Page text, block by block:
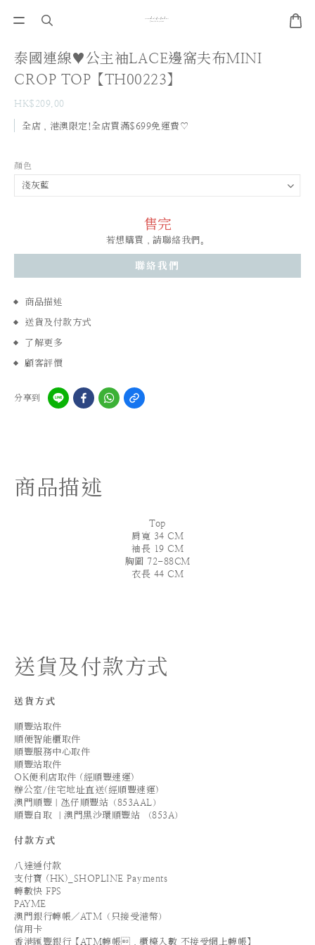
泰國連線♥公主袖LACE邊窩夫布MINI
CROP TOP【TH00223】
HK$209.00
全店，港澳限定!全店買滿$699免運費♡
顏色
售完
若想購買，請聯絡我們。
聯絡我們
商品描述
送貨及付款方式
了解更多
顧客評價
分享到
商品描述
Top
肩寬 34 CM
袖長 19 CM
胸圍 72-88CM
衣長 44 CM
送貨及付款方式
送貨方式
順豐站取件
順便智能櫃取件
順豐服務中心取件
順豐站取件
OK便利店取件 (經順豐速運)
辦公室/住宅地址直送(經順豐速運)
澳門順豐｜氹仔順豐站（853AAL）
順豐自取 ｜澳門黑沙環順豐站 （853A）
付款方式
八達通付款
支付寶 (HK)_SHOPLINE Payments
轉數快 FPS
PAYME
澳門銀行轉帳／ATM（只接受港幣）
信用卡
香港匯豐銀行【ATM轉帳．櫃檯入數 不接受網上轉帳】